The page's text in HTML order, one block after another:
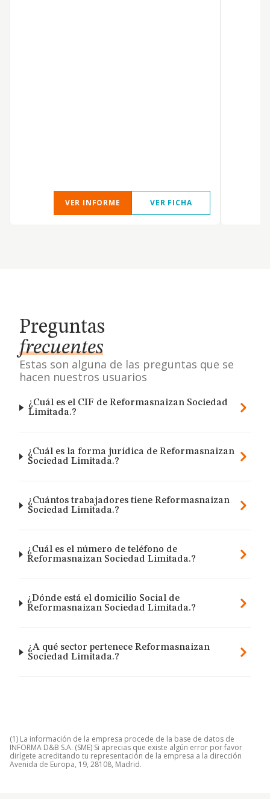
VER INFORME VER FICHA
Preguntas
frecuentes
Estas son alguna de las preguntas que se
hacen nuestros usuarios
¿Cuál es el CIF de Reformasnaizan Sociedad
Limitada.?
¿Cuál es la forma jurídica de Reformasnaizan
Sociedad Limitada.?
¿Cuántos trabajadores tiene Reformasnaizan
Sociedad Limitada.?
¿Cuál es el número de teléfono de
Reformasnaizan Sociedad Limitada.?
¿Dónde está el domicilio Social de
Reformasnaizan Sociedad Limitada.?
¿A qué sector pertenece Reformasnaizan
Sociedad Limitada.?
(1) La información de la empresa procede de la base de datos de
INFORMA D&B S.A. (SME) Si aprecias que existe algún error por favor
dirígete acreditando tu representación de la empresa a la dirección
Avenida de Europa, 19, 28108, Madrid.